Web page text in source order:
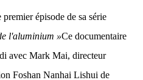
épisode de sa série
l'aluminium »Ce documentaire
avec Mark Mai, directeur
Foshan Nanhai Lishui de